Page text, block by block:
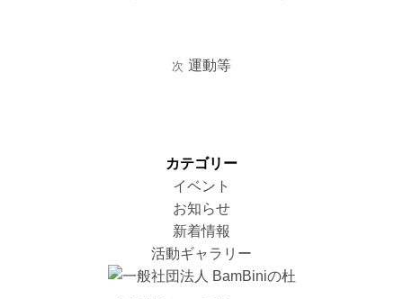
次
次
運動等
カテゴリー
イベント
お知らせ
新着情報
活動ギャラリー